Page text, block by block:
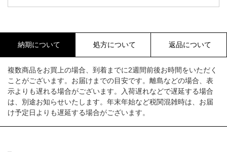
納期について 処方について 返品について
複数商品をお買上の場合、到着までに2週間前後お時間をいただく
ことがございます。お届けまでの目安です。離島などの場合、表
示よりも遅れる場合がございます。入荷遅れなどで遅延する場合
は、別途お知らせいたします。年末年始など税関混雑時は、お届
け予定日よりも遅延する場合がございます。